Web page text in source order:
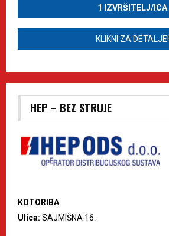
1 IZVRŠITELJ/ICA
KLIKNI ZA DETALJE!
HEP – BEZ STRUJE
KOTORIBA
Ulica: SAJMIŠNA 16.